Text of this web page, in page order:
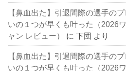
【鼻血出た】引退間際の選手の
いの１つが早くも叶った（2026
ャン レビュー）
に下団 より
【鼻血出た】引退間際の選手の
いの１つが早くも叶った（2026